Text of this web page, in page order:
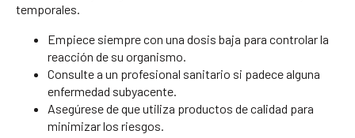
temporales.
Empiece siempre con una dosis baja para controlar la
reacción de su organismo.
Consulte a un profesional sanitario si padece alguna
enfermedad subyacente.
Asegúrese de que utiliza productos de calidad para
minimizar los riesgos.